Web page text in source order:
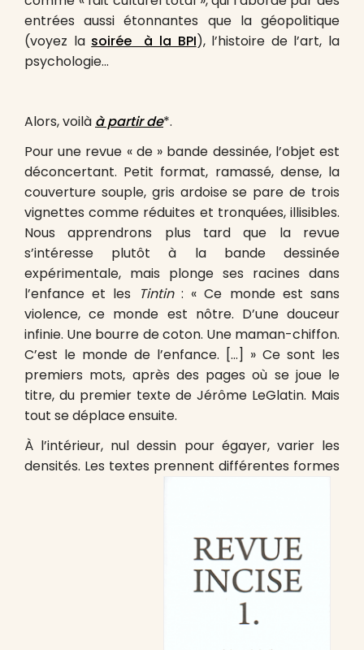
entrées aussi étonnantes que la géopolitique
(voyez la soirée à la BPI), l’histoire de l’art, la
psychologie…
Alors, voilà à partir de*.
Pour une revue « de » bande dessinée, l’objet est
déconcertant. Petit format, ramassé, dense, la
couverture souple, gris ardoise se pare de trois
vignettes comme réduites et tronquées, illisibles.
Nous apprendrons plus tard que la revue
s’intéresse plutôt à la bande dessinée
expérimentale, mais plonge ses racines dans
l’enfance et les
Tintin: « Ce monde est sans
violence, ce monde est nôtre. D’une douceur
infinie. Une bourre de coton. Une maman-chiffon.
C’est le monde de l’enfance. […] » Ce sont les
premiers mots, après des pages où se joue le
titre, du premier texte de Jérôme LeGlatin. Mais
tout se déplace ensuite.
À l’intérieur, nul dessin pour égayer, varier les
densités. Les textes prennent différentes formes